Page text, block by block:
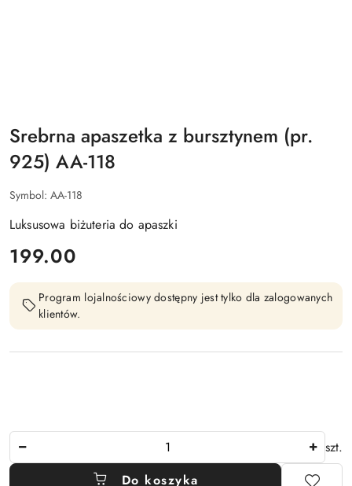
Srebrna apaszetka z bursztynem (pr.
925) AA-118
Symbol: AA-118
Luksusowa biżuteria do apaszki
cena:
199.00
Program lojalnościowy dostępny jest tylko dla zalogowanych
klientów.
szt.
Do koszyka